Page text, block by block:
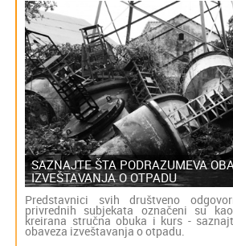
SAZNAJTE ŠTA PODRAZUMEVA
IZVEŠTAVANJA O OTPADU
Predstavnici svih društveno
privrednih subjekata označeni su
kreirana stručna obuka i kurs -
obaveza izveštavanja o otpadu.